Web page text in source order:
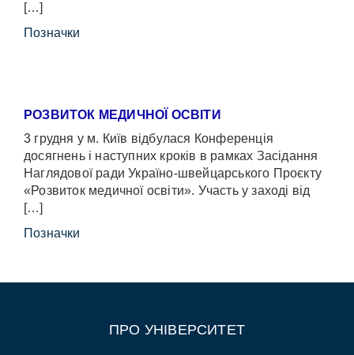
[…]
Позначки
РОЗВИТОК МЕДИЧНОЇ ОСВІТИ
3 грудня у м. Київ відбулася Конференція
досягнень і наступних кроків в рамках Засідання
Наглядової ради Україно-швейцарського Проєкту
«Розвиток медичної освіти». Участь у заході від
[…]
Позначки
ПРО УНІВЕРСИТЕТ